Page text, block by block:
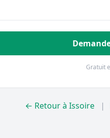
Gratuit
← Retour à Issoire |